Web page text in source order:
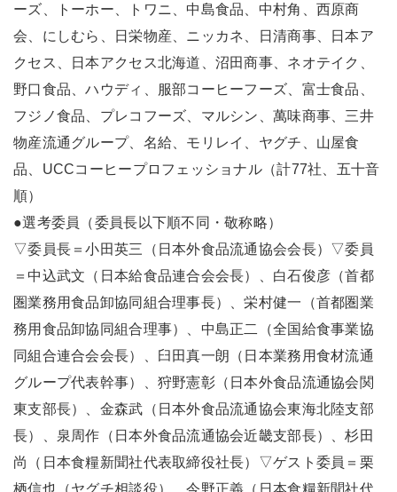
ーズ、トーホー、トワニ、中島食品、中村角、西原商
会、にしむら、日栄物産、ニッカネ、日清商事、日本ア
クセス、日本アクセス北海道、沼田商事、ネオテイク、
野口食品、ハウディ、服部コーヒーフーズ、富士食品、
フジノ食品、プレコフーズ、マルシン、萬味商事、三井
物産流通グループ、名給、モリレイ、ヤグチ、山屋食
品、UCCコーヒープロフェッショナル（計77社、五十音
順）
●選考委員（委員長以下順不同・敬称略）
▽委員長＝小田英三（日本外食品流通協会会長）▽委員
＝中込武文（日本給食品連合会会長）、白石俊彦（首都
圏業務用食品卸協同組合理事長）、栄村健一（首都圏業
務用食品卸協同組合理事）、中島正二（全国給食事業協
同組合連合会会長）、臼田真一朗（日本業務用食材流通
グループ代表幹事）、狩野憲彰（日本外食品流通協会関
東支部長）、金森武（日本外食品流通協会東海北陸支部
長）、泉周作（日本外食品流通協会近畿支部長）、杉田
尚（日本食糧新聞社代表取締役社長）▽ゲスト委員＝栗
栖信也（ヤグチ相談役）、今野正義（日本食糧新聞社代